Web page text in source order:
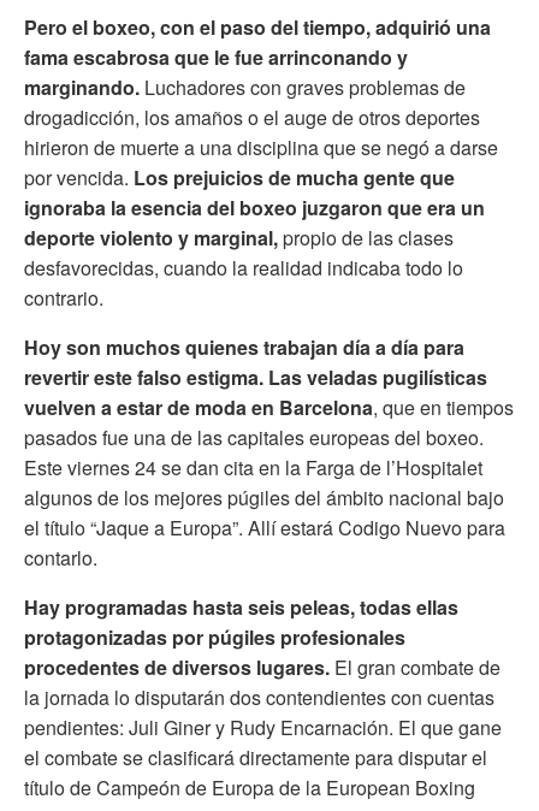
Pero el boxeo, con el paso del tiempo, adquirió una
fama escabrosa que le fue arrinconando y
marginando. Luchadores con graves problemas de
drogadicción, los amaños o el auge de otros deportes
hirieron de muerte a una disciplina que se negó a darse
por vencida. Los prejuicios de mucha gente que
ignoraba la esencia del boxeo juzgaron que era un
deporte violento y marginal,propio de las clases
desfavorecidas, cuando la realidad indicaba todo lo
contrario.
Hoy son muchos quienes trabajan día a día para
revertir este falso estigma. Las veladas pugilísticas
vuelven a estar de moda en Barcelona, que en tiempos
pasados fue una de las capitales europeas del boxeo.
Este viernes 24 se dan cita en la Farga de l’Hospitalet
algunos de los mejores púgiles del ámbito nacional bajo
el título “Jaque a Europa”. Allí estará Codigo Nuevo para
contarlo.
Hay programadas hasta seis peleas, todas ellas
protagonizadas por púgiles profesionales
procedentes de diversos lugares. El gran combate de
la jornada lo disputarán dos contendientes con cuentas
pendientes: Juli Giner y Rudy Encarnación. El que gane
el combate se clasificará directamente para disputar el
título de Campeón de Europa de la European Boxing